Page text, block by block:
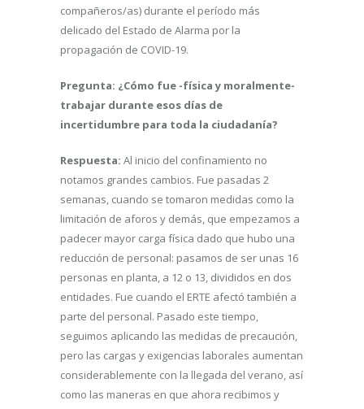
compañeros/as) durante el período más
delicado del Estado de Alarma por la
propagación de COVID-19.
Pregunta: ¿Cómo fue -física y moralmente-
trabajar durante esos días de
incertidumbre para toda la ciudadanía?
Respuesta: Al inicio del confinamiento no
notamos grandes cambios. Fue pasadas 2
semanas, cuando se tomaron medidas como la
limitación de aforos y demás, que empezamos a
padecer mayor carga física dado que hubo una
reducción de personal: pasamos de ser unas 16
personas en planta, a 12 o 13, divididos en dos
entidades. Fue cuando el ERTE afectó también a
parte del personal. Pasado este tiempo,
seguimos aplicando las medidas de precaución,
pero las cargas y exigencias laborales aumentan
considerablemente con la llegada del verano, así
como las maneras en que ahora recibimos y